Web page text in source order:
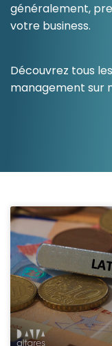
généralement,
votre business.
Découvrez tous
management sur